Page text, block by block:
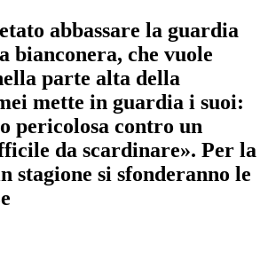
abbassare la guardia
bianconera, che vuole
parte alta della
mette in guardia i suoi:
pericolosa contro un
da scardinare». Per la
stagione si sfonderanno le